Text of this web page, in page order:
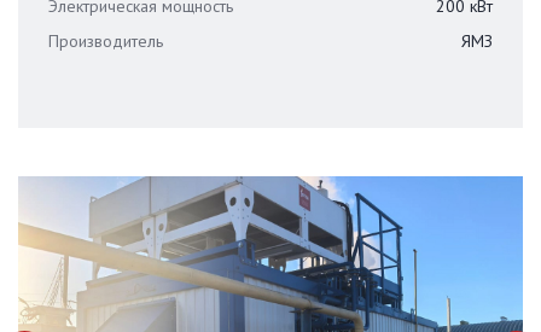
Электрическая мощность
200 кВт
Производитель
ЯМЗ